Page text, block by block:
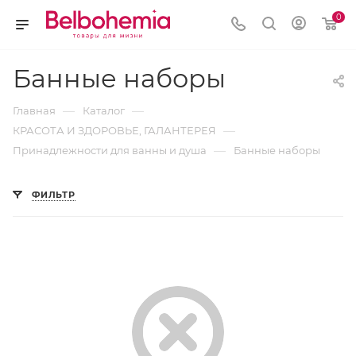
0
Банные наборы
Главная — Каталог —
КРАСОТА И ЗДОРОВЬЕ, ГАЛАНТЕРЕЯ —
Принадлежности для ванны и душа — Банные наборы
ФИЛЬТР